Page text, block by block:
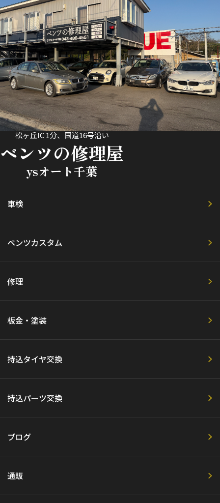
松ヶ丘IC 1分、国道16号沿い
ベンツの修理屋
ysオート千葉
車検
ベンツカスタム
修理
板金・塗装
持込タイヤ交換
持込パーツ交換
ブログ
通販